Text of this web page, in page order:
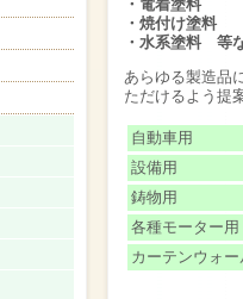
・電着塗料
・焼付け塗料
・水系塗料 等
あらゆる製造品
ただけるよう提
自動車用
設備用
鋳物用
各種モーター用
カーテンウォ